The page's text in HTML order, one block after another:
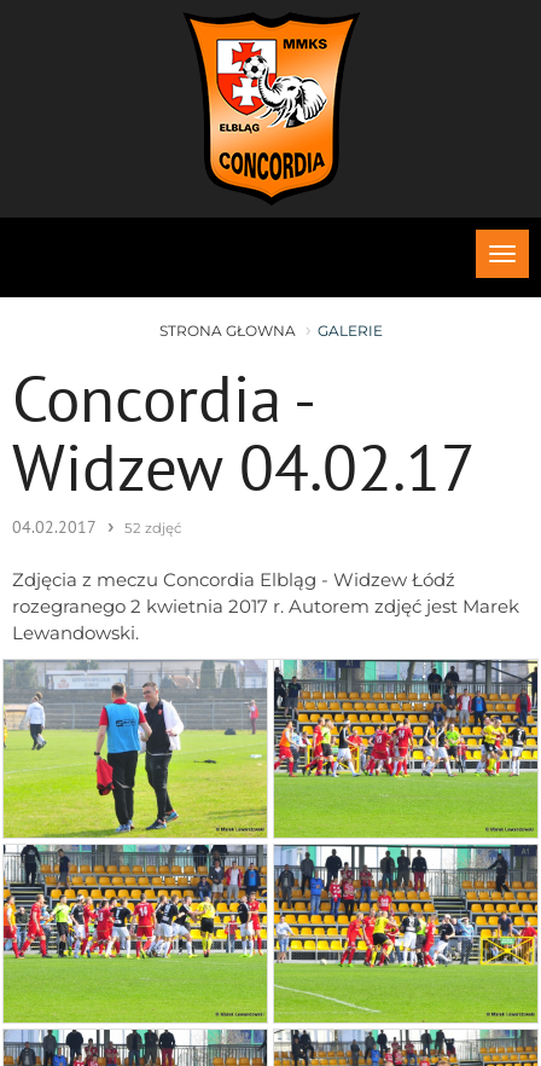
STRONA GŁOWNA GALERIE
Concordia -
Widzew 04.02.17
04.02.2017 › 52 zdjęć
Zdjęcia z meczu Concordia Elbląg - Widzew Łódź
rozegranego 2 kwietnia 2017 r. Autorem zdjęć jest Marek
Lewandowski.